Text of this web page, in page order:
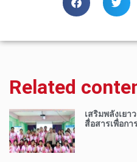
Related
เสริมพลังเย
สื่อสารเพื่อก